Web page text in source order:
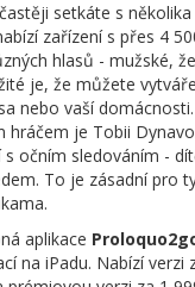
setkáte s několika
zařízení s přes 4
hlasů - mužské,
je, že můžete
nebo vaší
hráčem je Tobii
s očním sledováním -
To je zásadní pro
aplikace
na iPadu. Nabízí verzi